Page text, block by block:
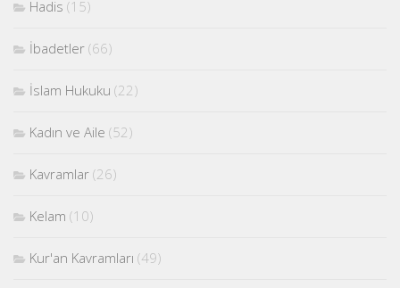
Hadis (15)
İbadetler (66)
İslam Hukuku (22)
Kadın ve Aile (52)
Kavramlar (26)
Kelam (10)
Kur'an Kavramları (49)